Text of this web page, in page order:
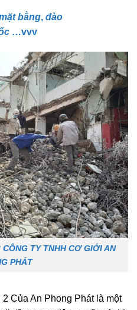
bằng, đào
…vvv
TY TNHH CƠ GIỚI AN
PHÁT
Của An Phong Phát là một